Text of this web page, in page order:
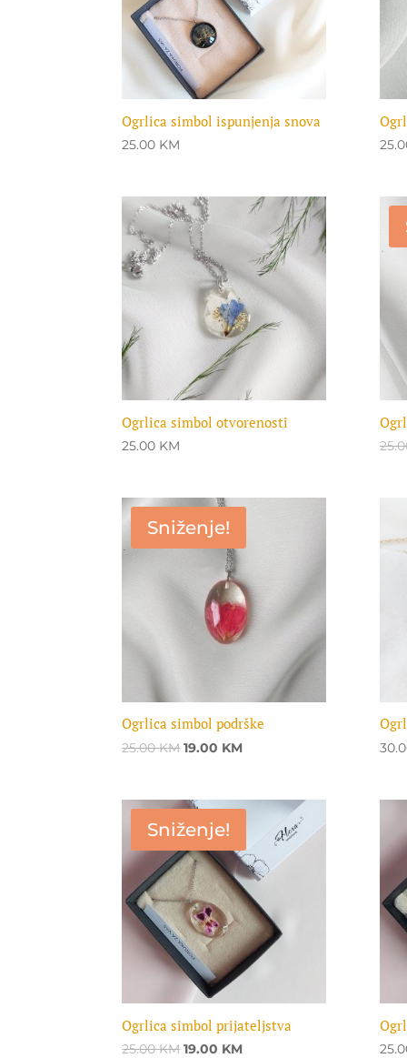
Ogrlica simbol ispunjenja snova
25.00 KM
Ogrlica simbol otvorenosti
25.00 KM
Sniženje!
Ogrlica simbol podrške
25.00KMOriginal
25.00 KM.
19.00 KMCurrent
19.00 KM.
Sniženje!
Ogrlica simbol prijateljstva
25.00KMOriginal
19.00 KMCurrent